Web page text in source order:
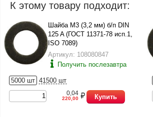
К этому товару подходит:
Шайба М3 (3,2 мм) б/п DIN
125 A (ГОСТ 11371-78 исп.1,
ISO 7089)
Артикул: 108080847
Получить послезавтра
5000 шт 41500 шт
0,04
220,00 Купить